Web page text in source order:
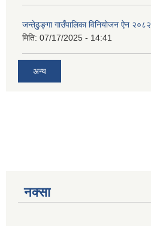
जन्तेढुङ्गा गाउँपालिका विनियोजन ऐन २०८२
मिति: 07/17/2025 - 14:41
अन्य
नक्सा